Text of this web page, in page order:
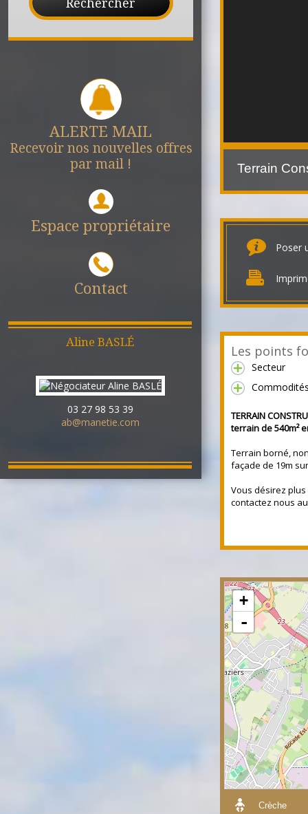
ALERTE MAIL
Recevoir nos nouvelles offres
par mail !
Espace propriétaire
Contact
Aline BASLÉ
03 27 98 53 39
ab@manetie.com
Poser
Les points
Secteur
TERRAIN
terrain de 540m²
Terrain borné,
façade de 19m
Vous désirez
contactez nous au
+
-
Crèche